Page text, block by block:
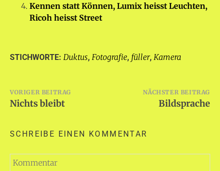
Kennen statt Können, Lumix heisst Leuchten,
Ricoh heisst Street
STICHWORTE: Duktus, Fotografie, füller, Kamera
Beitragsnavigation
VORIGER BEITRAG
Nichts bleibt
NÄCHSTER BEITRAG
Bildsprache
SCHREIBE EINEN KOMMENTAR